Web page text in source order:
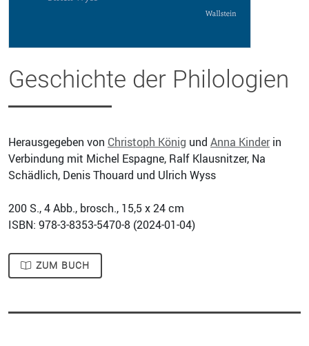
Geschichte der Philologien
Herausgegeben von Christoph König und Anna Kinderin
Verbindung mit Michel Espagne, Ralf Klausnitzer, Na
Schädlich, Denis Thouard und Ulrich Wyss
200 S., 4 Abb., brosch., 15,5 x 24 cm
ISBN: 978-3-8353-5470-8 (2024-01-04)
ZUM BUCH